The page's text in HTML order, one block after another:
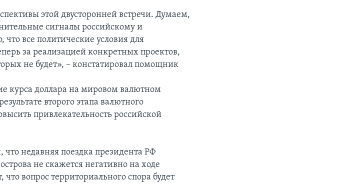
этой двусторонней встречи. Думаем,
сигналы российскому и
что все политические условия для
за реализацией конкретных проектов,
не будет», – констатировал помощник
курса доллара на мировом валютном
второго этапа валютного
привлекательность российской
недавняя поездка президента РФ
не скажется негативно на ходе
вопрос территориального спора будет